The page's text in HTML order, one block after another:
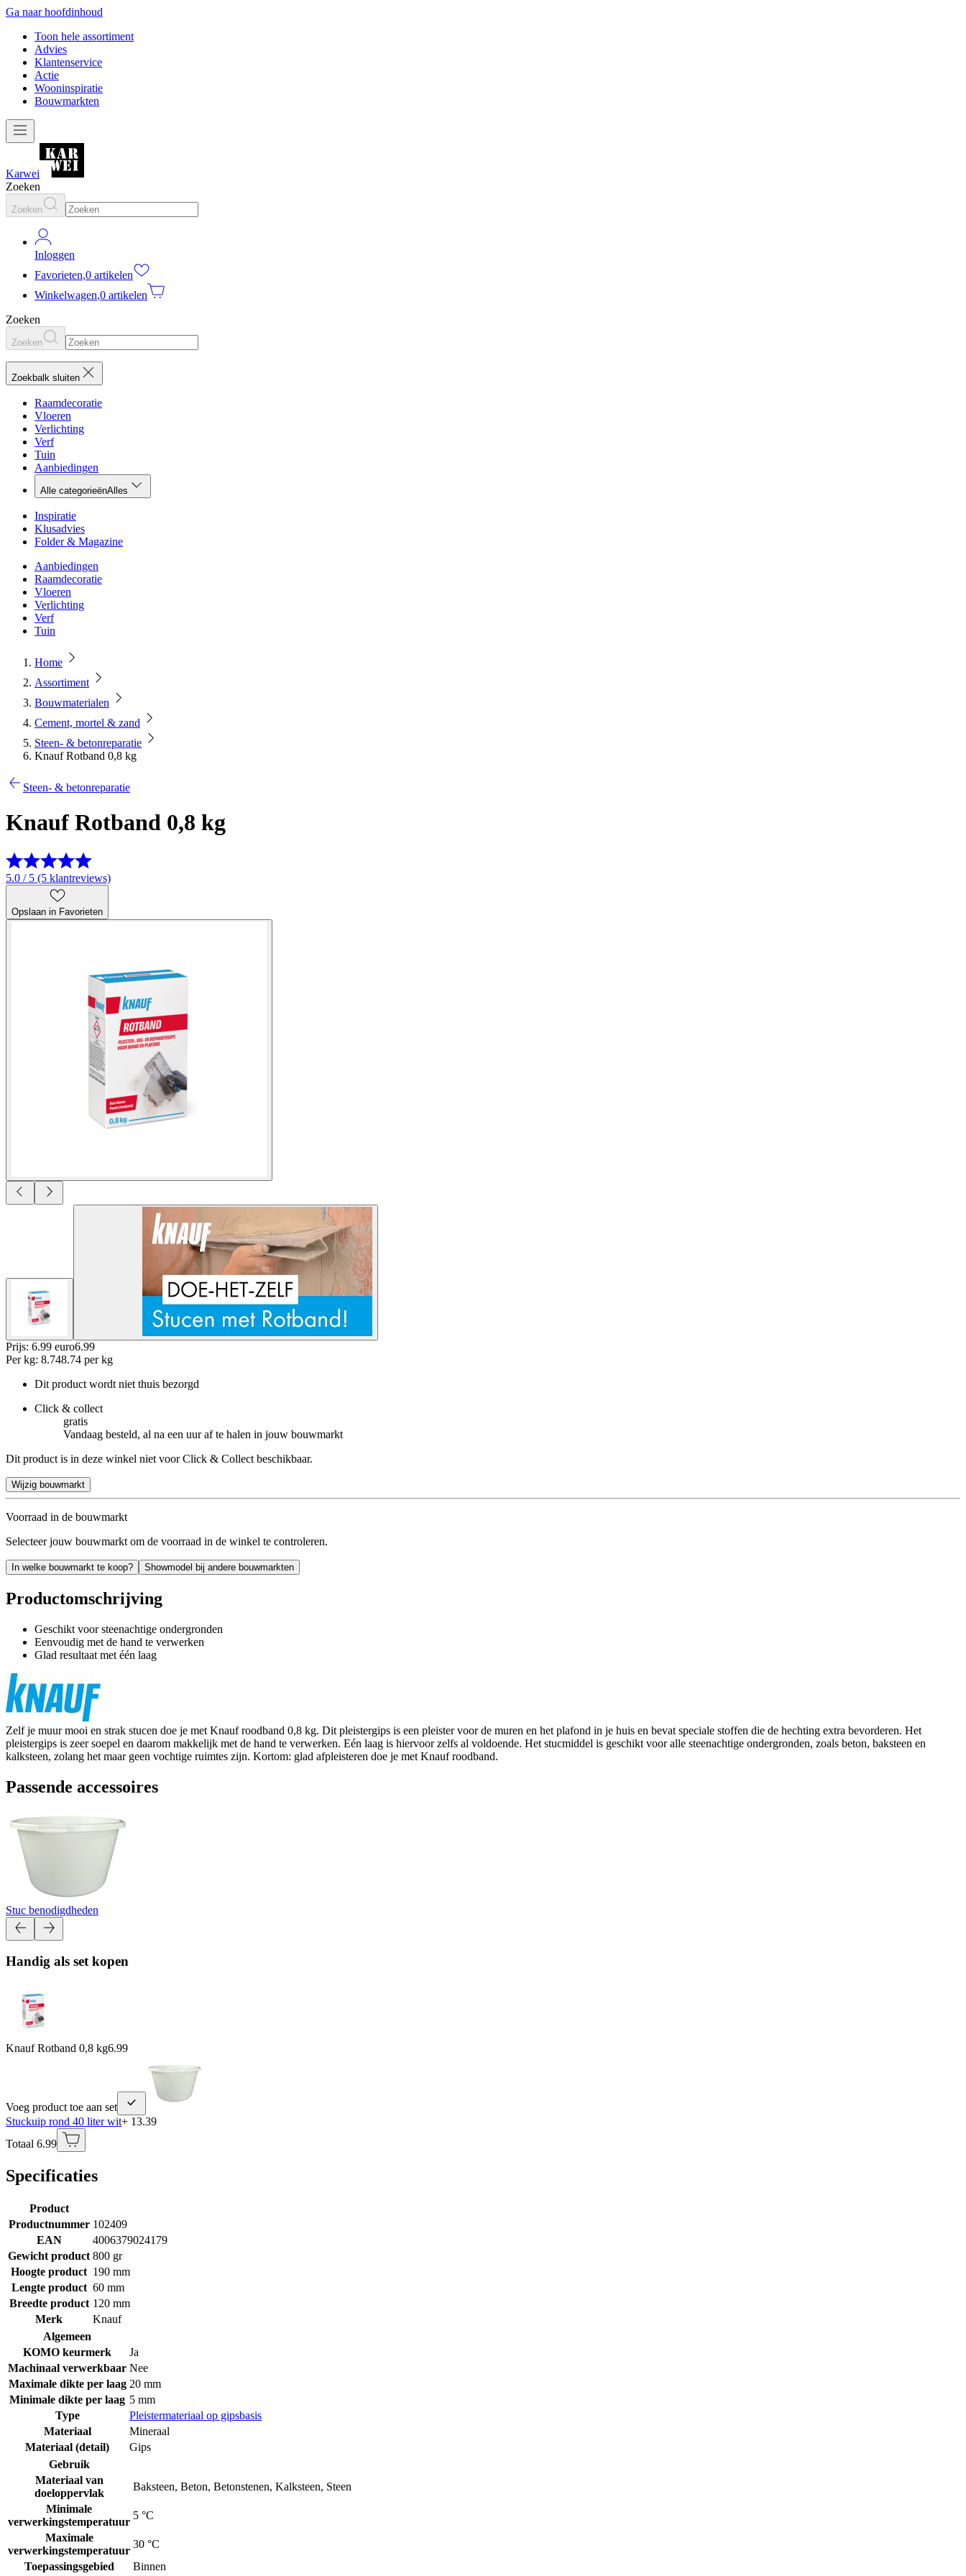
Ga naar hoofdinhoud
Toon hele assortiment
Advies
Klantenservice
Actie
Wooninspiratie
Bouwmarkten
Karwei
Zoeken
Zoeken
Inloggen
Favorieten,0 artikelen
Winkelwagen,0 artikelen
Zoeken
Zoeken
Zoekbalk sluiten
Raamdecoratie
Vloeren
Verlichting
Verf
Tuin
Aanbiedingen
Alle categorieënAlles
Inspiratie
Klusadvies
Folder & Magazine
Aanbiedingen
Raamdecoratie
Vloeren
Verlichting
Verf
Tuin
Home
Assortiment
Bouwmaterialen
Cement, mortel & zand
Steen- & betonreparatie
Knauf Rotband 0,8 kg
Steen- & betonreparatie
Knauf Rotband 0,8 kg
5.0 / 5 (5 klantreviews)
Opslaan in Favorieten
Prijs: 6.99 euro6.99
Per kg: 8.748.74 per kg
Dit product wordt niet thuis bezorgd
Click & collect
gratis
Vandaag besteld, al na een uur af te halen in jouw bouwmarkt
Dit product is in deze winkel niet voor Click & Collect beschikbaar.
Wijzig bouwmarkt
Voorraad in de bouwmarkt
Selecteer jouw bouwmarkt om de voorraad in de winkel te controleren.
In welke bouwmarkt te koop? Showmodel bij andere bouwmarkten
Productomschrijving
Geschikt voor steenachtige ondergronden
Eenvoudig met de hand te verwerken
Glad resultaat met één laag
Zelf je muur mooi en strak stucen doe je met Knauf roodband 0,8 kg. Dit pleistergips is een pleister voor de muren en het plafond in je huis en bevat speciale stoffen die de hechting extra bevorderen. Het
pleistergips is zeer soepel en daarom makkelijk met de hand te verwerken. Eén laag is hiervoor zelfs al voldoende. Het stucmiddel is geschikt voor alle steenachtige ondergronden, zoals beton, baksteen en
kalksteen, zolang het maar geen vochtige ruimtes zijn. Kortom: glad afpleisteren doe je met Knauf roodband.
Passende accessoires
Stuc benodigdheden
Handig als set kopen
Knauf Rotband 0,8 kg6.99
Voeg product toe aan set
Stuckuip rond 40 liter wit+ 13.39
Totaal 6.99
Specificaties
Product
Productnummer 102409
EAN
4006379024179
Gewicht product 800 gr
Hoogte product 190 mm
Lengte product 60 mm
Breedte product 120 mm
Merk
Knauf
Algemeen
KOMO keurmerk
Ja
Machinaal verwerkbaar Nee
Maximale dikte per laag 20 mm
Minimale dikte per laag 5 mm
Type
Pleistermateriaal op gipsbasis
Materiaal
Mineraal
Materiaal (detail)
Gips
Gebruik
Materiaal van
doeloppervlak
Baksteen, Beton, Betonstenen, Kalksteen, Steen
Minimale
verwerkingstemperatuur
5 °C
Maximale
verwerkingstemperatuur
30 °C
Toepassingsgebied
Binnen